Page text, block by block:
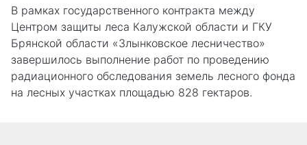
В рамках государственного контракта между
Центром защиты леса Калужской области и ГКУ
Брянской области «Злынковское лесничество»
завершилось выполнение работ по проведению
радиационного обследования земель лесного фонда
на лесных участках площадью 828 гектаров.